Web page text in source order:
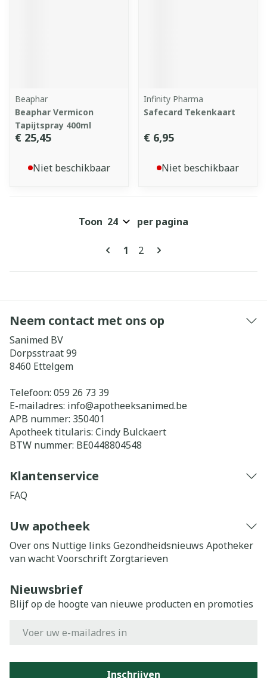
Beaphar
Beaphar Vermicon
Tapijtspray 400ml
€ 25,45
Niet beschikbaar
Infinity Pharma
Safecard Tekenkaart
€ 6,95
Niet beschikbaar
Pagina's
U lees momenteel pagina
1 Pagina
2
Toon per pagina
Neem contact met ons op
Sanimed BV
Dorpsstraat 99
8460 Ettelgem
Telefoon: 059 26 73 39
E-mailadres: info@apotheeksanimed.be
APB nummer: 350401
Apotheek titularis: Cindy Bulckaert
BTW nummer: BE0448804548
Klantenservice
FAQ
Uw apotheek
Over ons Nuttige links Gezondheidsnieuws Apotheker
van wachtVoorschrift Zorgtarieven
Nieuwsbrief
Blijf op de hoogte van nieuwe producten en promoties
Inschrijven